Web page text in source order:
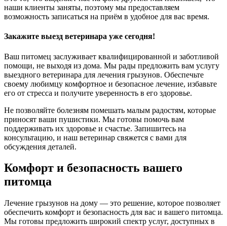
наши клиенты заняты, поэтому мы предоставляем
возможность записаться на приём в удобное для вас время.
Закажите выезд ветеринара уже сегодня!
Ваш питомец заслуживает квалифицированной и заботливой
помощи, не выходя из дома. Мы рады предложить вам услугу
выездного ветеринара для лечения грызунов. Обеспечьте
своему любимцу комфортное и безопасное лечение, избавьте
его от стресса и получите уверенность в его здоровье.
Не позволяйте болезням помешать малым радостям, которые
приносят ваши пушистики. Мы готовы помочь вам
поддерживать их здоровье и счастье. Запишитесь на
консультацию, и наш ветеринар свяжется с вами для
обсуждения деталей.
Комфорт и безопасность вашего
питомца
Лечение грызунов на дому — это решение, которое позволяет
обеспечить комфорт и безопасность для вас и вашего питомца.
Мы готовы предложить широкий спектр услуг, доступных в